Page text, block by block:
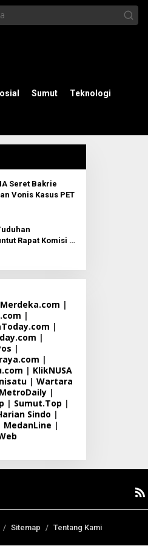
Sumut Teknologi
Seret Bakrie
Vonis Kasus PET
Rapat Komisi II
|
|
|
|
|
|
| KlikNUSA
| Wartara
MetroDaily|
| Sumut.Top |
Sindo |
MedanLine |
Sitemap Tentang Kami